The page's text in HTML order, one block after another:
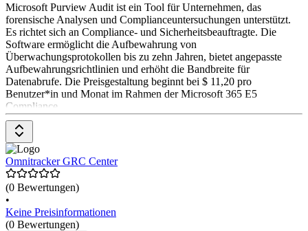
Microsoft Purview Audit ist ein Tool für Unternehmen, das
forensische Analysen und Complianceuntersuchungen unterstützt.
Es richtet sich an Compliance- und Sicherheitsbeauftragte. Die
Software ermöglicht die Aufbewahrung von
Überwachungsprotokollen bis zu zehn Jahren, bietet angepasste
Aufbewahrungsrichtlinien und erhöht die Bandbreite für
Datenabrufe. Die Preisgestaltung beginnt bei $ 11,20 pro
Benutzer*in und Monat im Rahmen der Microsoft 365 E5
Compliance
Omnitracker GRC Center
(0 Bewertungen)
•
Keine Preisinformationen
(0 Bewertungen)